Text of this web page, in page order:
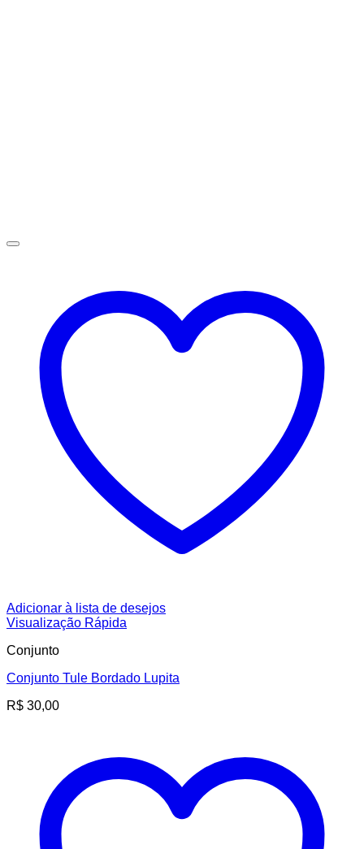
Adicionar à lista de desejos
Visualização Rápida
Conjunto
Conjunto Tule Bordado Lupita
R$ 30,00